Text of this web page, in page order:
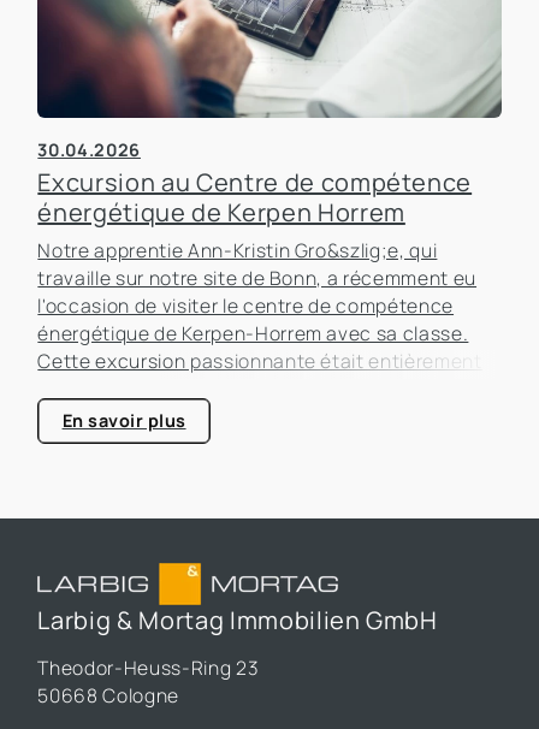
30.04.2026
Excursion au Centre de compétence
énergétique de Kerpen Horrem
Notre apprentie Ann-Kristin Gro&szlig;e, qui
travaille sur notre site de Bonn, a récemment eu
l'occasion de visiter le centre de compétence
énergétique de Kerpen-Horrem avec sa classe.
Cette excursion passionnante était entièrement
bâtiments, un sujet qui prend de plus en plus
d'importance dans le secteur immobilier.
En savoir plus
Larbig & Mortag Immobilien GmbH
Theodor-Heuss-Ring 23
50668 Cologne